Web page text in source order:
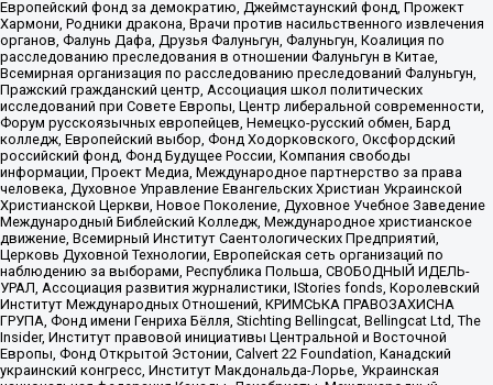
Европейский фонд за демократию, Джеймстаунский фонд, Прожект
Хармони, Родники дракона, Врачи против насильственного извлечения
органов, Фалунь Дафа, Друзья Фалуньгун, Фалуньгун, Коалиция по
расследованию преследования в отношении Фалуньгун в Китае,
Всемирная организация по расследованию преследований Фалуньгун,
Пражский гражданский центр, Ассоциация школ политических
исследований при Совете Европы, Центр либеральной современности,
Форум русскоязычных европейцев, Немецко-русский обмен, Бард
колледж, Европейский выбор, Фонд Ходорковского, Оксфордский
российский фонд, Фонд Будущее России, Компания свободы
информации, Проект Медиа, Международное партнерство за права
человека, Духовное Управление Евангельских Христиан Украинской
Христианской Церкви, Новое Поколение, Духовное Учебное Заведение
Международный Библейский Колледж, Международное христианское
движение, Всемирный Институт Саентологических Предприятий,
Церковь Духовной Технологии, Европейская сеть организаций по
наблюдению за выборами, Республика Польша, СВОБОДНЫЙ ИДЕЛЬ-
УРАЛ, Ассоциация развития журналистики, IStories fonds, Королевский
Институт Международных Отношений, КРИМСЬКА ПРАВОЗАХИСНА
ГРУПА, Фонд имени Генриха Бёлля, Stichting Bellingcat, Bellingcat Ltd, The
Insider, Институт правовой инициативы Центральной и Восточной
Европы, Фонд Открытой Эстонии, Calvert 22 Foundation, Канадский
украинский конгресс, Институт Макдональда-Лорье, Украинская